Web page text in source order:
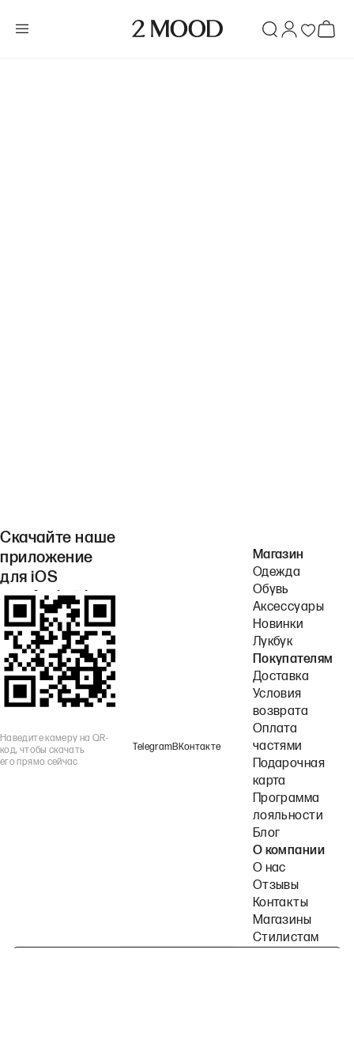
Скачайте наше
приложение
для iOS
или Android.
Наведите камеру на QR-
код, чтобы скачать
его прямо сейчас
TelegramВКонтакте
Магазин
Одежда
Обувь
Аксессуары
Новинки
Лукбук
Покупателям
Доставка
Условия
возврата
Оплата
частями
Подарочная
карта
Программа
лояльности
Блог
О компании
О нас
Отзывы
Контакты
Магазины
Стилистам